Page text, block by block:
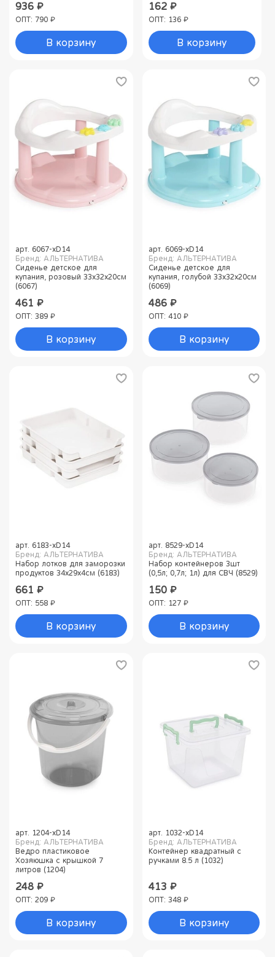
936 ₽
ОПТ: 790 ₽
В корзину
162 ₽
ОПТ: 136 ₽
В корзину
арт. 6067-xD14
Бренд: АЛЬТЕРНАТИВА
Сиденье детское для
купания, розовый 33х32х20см
(6067)
461 ₽
ОПТ: 389 ₽
В корзину
арт.
6069-xD14
Бренд: АЛЬТЕРНАТИВА
Сиденье детское для
купания, голубой 33х32х20см
(6069)
486 ₽
ОПТ: 410 ₽
В корзину
арт. 6183-xD14
Бренд: АЛЬТЕРНАТИВА
Набор лотков для заморозки
продуктов 34х29х4см (6183)
661 ₽
ОПТ: 558 ₽
В корзину
арт.
8529-xD14
Бренд: АЛЬТЕРНАТИВА
Набор контейнеров 3шт
(0,5л; 0,7л; 1л) для СВЧ (8529)
150 ₽
ОПТ: 127 ₽
В корзину
арт.
1204-xD14
Бренд: АЛЬТЕРНАТИВА
Ведро пластиковое
Хозяюшка с крышкой 7
литров (1204)
248 ₽
ОПТ: 209 ₽
В корзину
арт.
1032-xD14
Бренд: АЛЬТЕРНАТИВА
Контейнер квадратный с
ручками 8.5 л (1032)
413 ₽
ОПТ: 348 ₽
В корзину